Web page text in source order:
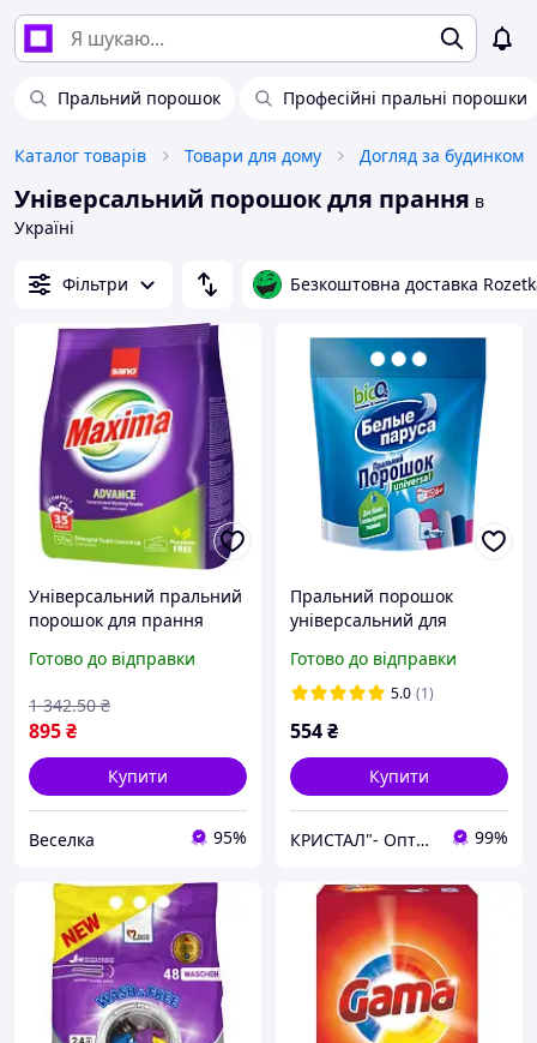
Пральний порошок Професійні пральні порошки
Каталог товарів Товари для дому Догляд за будинком
Універсальний порошок для прання в
Україні
Фільтри Безкоштовна доставка
Універсальний пральний
порошок для прання
білизни ефективний засіб
Готово до відправки
895₴
1 342.50 ₴
Купити
Веселка 95%
Пральний порошок
універсальний для
кольорової білизни «Білі
вітрила» UNIVERSAL 6 кг
Готово до відправки
5.0 (1)
554₴
Купити
КРИСТАЛ"- Оптова та розрібна торгівля одноразовим посудом,товарами санітарно-побутового призначення 99%